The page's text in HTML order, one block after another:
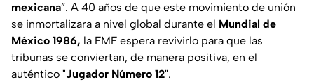
mexicana”. A 40 años de que este movimiento de unión
se inmortalizara a nivel global durante el Mundial de
México 1986, la FMF espera revivirlo para que las
tribunas se conviertan, de manera positiva, en el
auténtico "Jugador Número 12".